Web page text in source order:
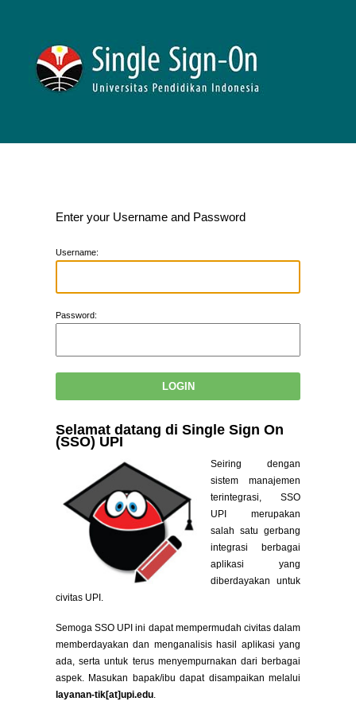
Enter your Username and Password
Username:
Password:
Selamat datang di Single Sign On
(SSO) UPI
Seiring dengan
sistem manajemen
terintegrasi, SSO
UPI merupakan
salah satu gerbang
integrasi berbagai
aplikasi yang
diberdayakan untuk
civitas UPI.
Semoga SSO UPI ini dapat mempermudah civitas dalam
memberdayakan dan menganalisis hasil aplikasi yang
ada, serta untuk terus menyempurnakan dari berbagai
aspek. Masukan bapak/ibu dapat disampaikan melalui
layanan-tik[at]upi.edu.